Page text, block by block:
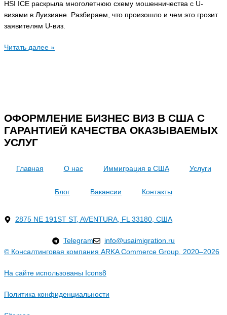
HSI ICE раскрыла многолетнюю схему мошенничества с U-
визами в Луизиане. Разбираем, что произошло и чем это грозит
заявителям U-виз.
Читать далее »
ОФОРМЛЕНИЕ БИЗНЕС ВИЗ В США С
ГАРАНТИЕЙ КАЧЕСТВА ОКАЗЫВАЕМЫХ
УСЛУГ
Главная О нас Иммиграция в США Услуги
Блог Вакансии Контакты
2875 NE 191ST ST, AVENTURA, FL 33180, США
Telegram
info@usaimigration.ru
© Консалтинговая компания ARKA Commerce Group, 2020–2026
На сайте использованы Icons8
Политика конфиденциальности